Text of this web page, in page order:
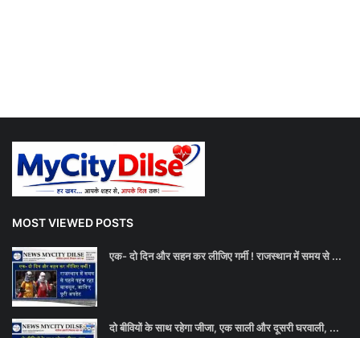
MOST VIEWED POSTS
एक- दो दिन और सहन कर लीजिए गर्मी ! राजस्थान में समय से ...
दो बीवियों के साथ रहेगा जीजा, एक साली और दूसरी घरवाली, ...